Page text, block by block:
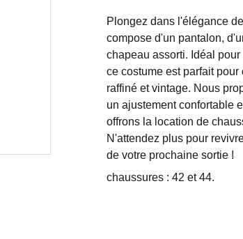
Plongez dans l'élégance
compose d'un pantalon,
chapeau assorti. Idéal
ce costume est parfait
raffiné et vintage. Nous
un ajustement confortable
offrons la location de
N'attendez plus pour
de votre prochaine sortie !
chaussures : 42 et 44.